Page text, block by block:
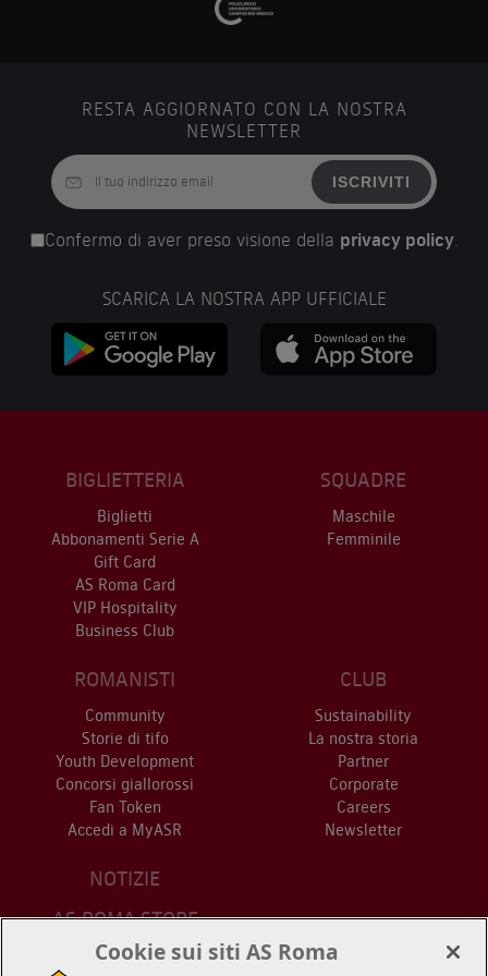
RESTA AGGIORNATO CON LA NOSTRA
NEWSLETTER
ISCRIVITI
Confermo di aver preso visione della privacy policy.
SCARICA LA NOSTRA APP UFFICIALE
BIGLIETTERIA
Biglietti
Abbonamenti Serie A
Gift Card
AS Roma Card
VIP Hospitality
Business Club
SQUADRE
Maschile
Femminile
ROMANISTI
Community
Storie di tifo
Youth Development
Concorsi giallorossi
Fan Token
Accedi a MyASR
CLUB
Sustainability
La nostra storia
Partner
Corporate
Careers
Newsletter
NOTIZIE
AS ROMA STORE
PUNTI VENDITA
Cookie sui siti AS Roma